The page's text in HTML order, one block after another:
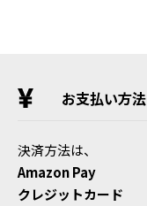
お支払い方法
決済方法は、
Amazon Pay
クレジットカード